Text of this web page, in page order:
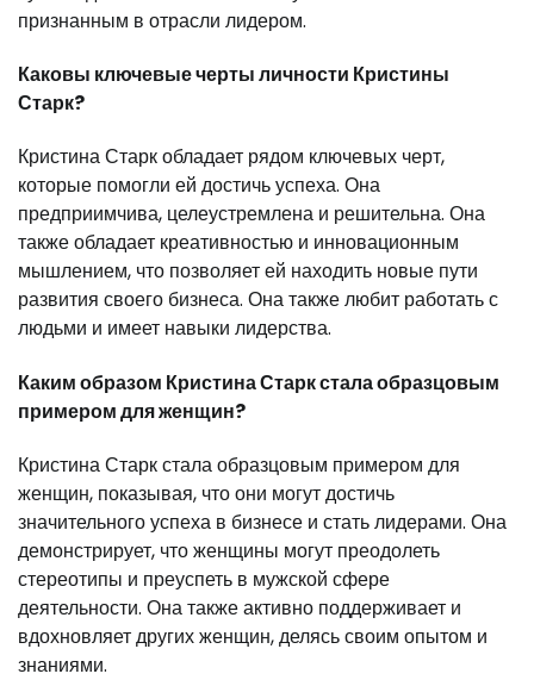
признанным в отрасли лидером.
Каковы ключевые черты личности Кристины
Старк?
Кристина Старк обладает рядом ключевых черт,
которые помогли ей достичь успеха. Она
предприимчива, целеустремлена и решительна. Она
также обладает креативностью и инновационным
мышлением, что позволяет ей находить новые пути
развития своего бизнеса. Она также любит работать с
людьми и имеет навыки лидерства.
Каким образом Кристина Старк стала образцовым
примером для женщин?
Кристина Старк стала образцовым примером для
женщин, показывая, что они могут достичь
значительного успеха в бизнесе и стать лидерами. Она
демонстрирует, что женщины могут преодолеть
стереотипы и преуспеть в мужской сфере
деятельности. Она также активно поддерживает и
вдохновляет других женщин, делясь своим опытом и
знаниями.